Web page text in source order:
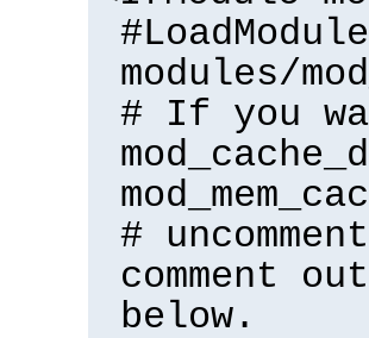
modules/
# If you
#
comment
below.